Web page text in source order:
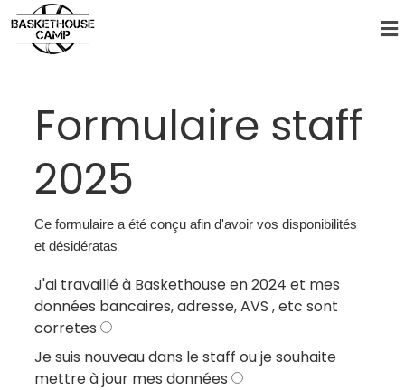
Formulaire staff
2025
Ce formulaire a été conçu afin d'avoir vos disponibilités
et désidératas
J'ai travaillé à Baskethouse en 2024 et mes
données bancaires, adresse, AVS , etc sont
corretes
Je suis nouveau dans le staff ou je souhaite
mettre à jour mes données